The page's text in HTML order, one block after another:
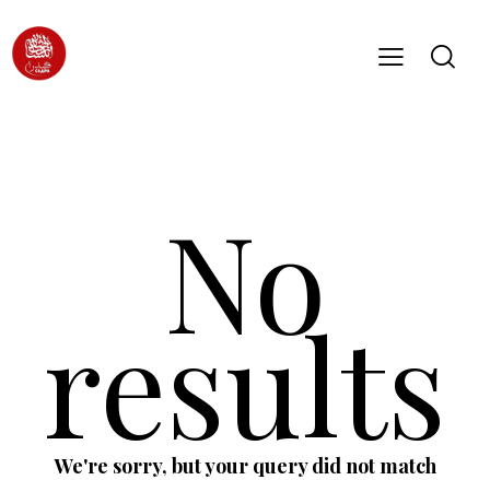
No
results
We're sorry, but your query did not match